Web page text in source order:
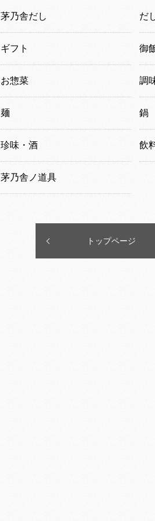
茅乃舎だし だ
ギフト 御
お惣菜 調
麺 鍋
珍味・酒 飲
茅乃舎ノ道具
トップページ